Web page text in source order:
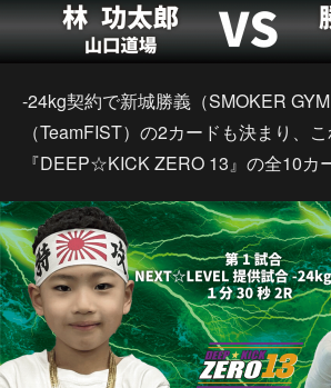
-24kg契約で新城勝義（SMOKER
（TeamFIST）の2カードも決まり、
『DEEP☆KICK ZERO 13』の全10カ